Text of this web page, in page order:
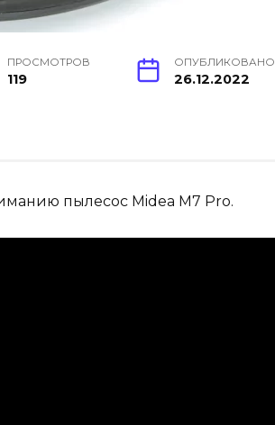
ПРОСМОТРОВ
119
ОПУБЛИКОВАНО
26.12.2022
пылесос Midea M7 Pro.